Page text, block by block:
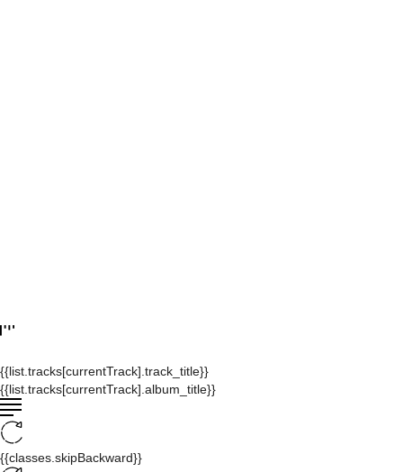
{{list.tracks[currentTrack].track_title}}
{{list.tracks[currentTrack].album_title}}
{{classes.skipBackward}}